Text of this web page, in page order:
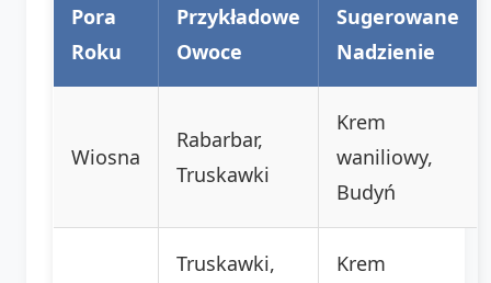
Pora
Roku
Przykładowe
Owoce
Sugerowane
Nadzienie
Wiosna
Rabarbar,
Truskawki
Krem
waniliowy,
Budyń
Truskawki,
Krem